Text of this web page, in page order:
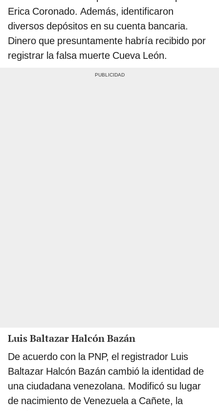
Erica Coronado. Además, identificaron
diversos depósitos en su cuenta bancaria.
Dinero que presuntamente habría recibido por
registrar la falsa muerte Cueva León.
Luis Baltazar Halcón Bazán
De acuerdo con la PNP, el registrador Luis
Baltazar Halcón Bazán cambió la identidad de
una ciudadana venezolana. Modificó su lugar
de nacimiento de Venezuela a Cañete, la